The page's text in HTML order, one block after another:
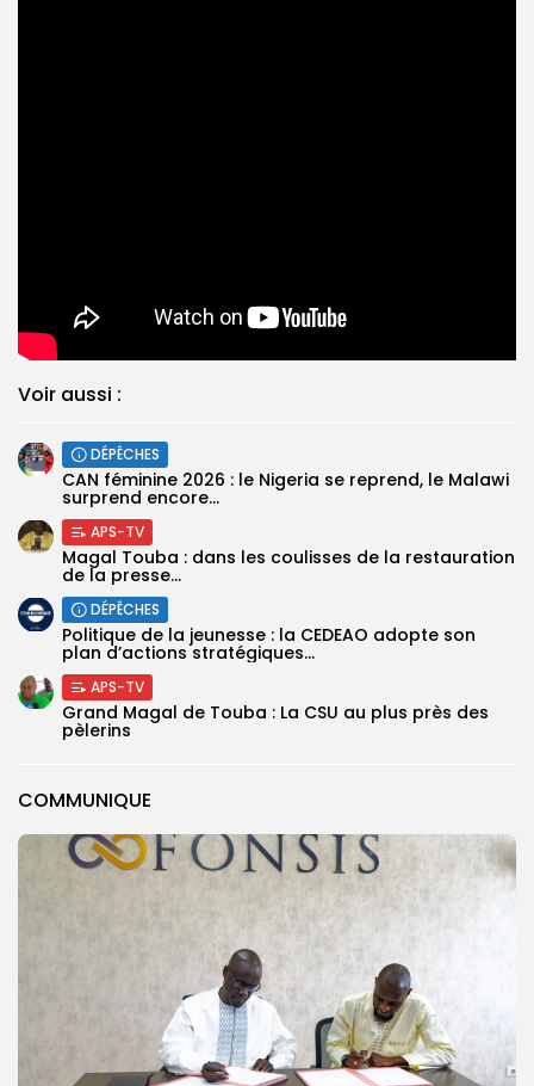
COMMUNIQUE
Voir aussi :
DÉPÊCHES
‎CAN féminine 2026 : le Nigeria se reprend, le Malawi
surprend encore...
APS-TV
Magal Touba : dans les coulisses de la restauration
de la presse...
DÉPÊCHES
Politique de la jeunesse : la CEDEAO adopte son
plan d’actions stratégiques...
APS-TV
Grand Magal de Touba : La CSU au plus près des
pèlerins